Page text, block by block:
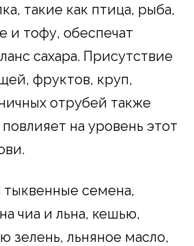
такие как птица, рыба,
и тофу, обеспечат
сахара. Присутствие
фруктов, круп,
отрубей также
на уровень этот
тыквенные семена,
чиа и льна, кешью,
зелень, льняное масло,